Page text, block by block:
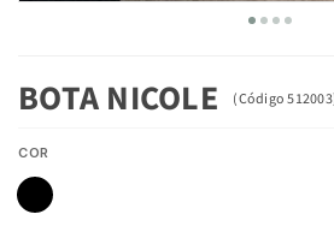
BOTA NICOLE (Código512003
COR